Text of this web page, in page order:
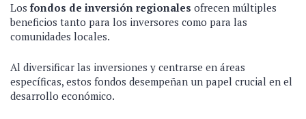
Los fondos de inversión regionales ofrecen múltiples
beneficios tanto para los inversores como para las
comunidades locales.
Al diversificar las inversiones y centrarse en áreas
específicas, estos fondos desempeñan un papel crucial en el
desarrollo económico.